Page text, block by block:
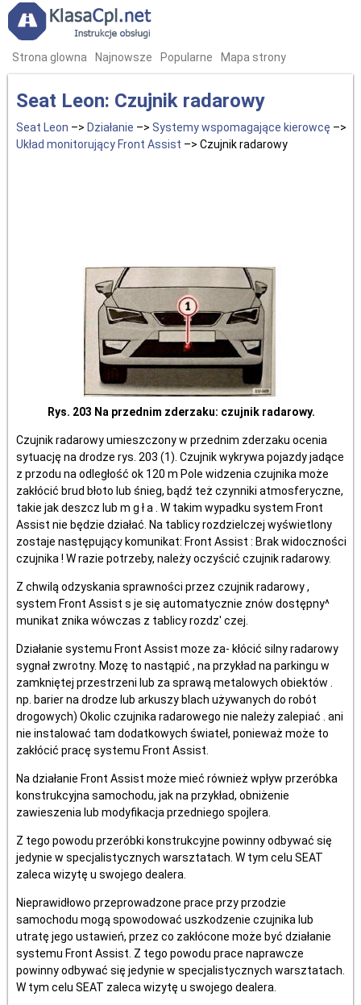
Strona glowna Najnowsze Popularne Mapa strony
Seat Leon: Czujnik radarowy
Seat Leon –> Działanie –> Systemy wspomagające kierowcę –>
Układ monitorujący Front Assist –> Czujnik radarowy
Rys. 203 Na przednim zderzaku: czujnik radarowy.
Czujnik radarowy umieszczony w przednim zderzaku ocenia
sytuację na drodze rys. 203 (1). Czujnik wykrywa pojazdy jadące
z przodu na odległość ok 120 m Pole widzenia czujnika może
zakłócić brud błoto lub śnieg, bądź też czynniki atmosferyczne,
takie jak deszcz lub m g ł a . W takim wypadku system Front
Assist nie będzie działać. Na tablicy rozdzielczej wyświetlony
zostaje następujący komunikat: Front Assist : Brak widoczności
czujnika ! W razie potrzeby, należy oczyścić czujnik radarowy.
Z chwilą odzyskania sprawności przez czujnik radarowy ,
system Front Assist s je się automatycznie znów dostępny^
munikat znika wówczas z tablicy rozdz' czej.
Działanie systemu Front Assist moze za- kłócić silny radarowy
sygnał zwrotny. Mozę to nastąpić , na przykład na parkingu w
zamkniętej przestrzeni lub za sprawą metalowych obiektów .
np. barier na drodze lub arkuszy blach używanych do robót
drogowych) Okolic czujnika radarowego nie należy zalepiać . ani
nie instalować tam dodatkowych świateł, ponieważ może to
zakłócić pracę systemu Front Assist.
Na działanie Front Assist może mieć również wpływ przeróbka
konstrukcyjna samochodu, jak na przykład, obniżenie
zawieszenia lub modyfikacja przedniego spojlera.
Z tego powodu przeróbki konstrukcyjne powinny odbywać się
jedynie w specjalistycznych warsztatach. W tym celu SEAT
zaleca wizytę u swojego dealera.
Nieprawidłowo przeprowadzone prace przy przodzie
samochodu mogą spowodować uszkodzenie czujnika lub
utratę jego ustawień, przez co zakłócone może być działanie
systemu Front Assist. Z tego powodu prace naprawcze
powinny odbywać się jedynie w specjalistycznych warsztatach.
W tym celu SEAT zaleca wizytę u swojego dealera.